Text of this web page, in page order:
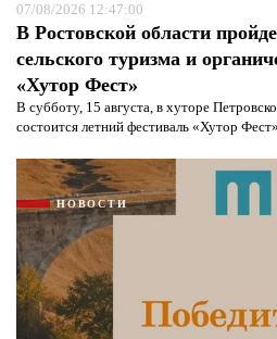
07/08/2026 12:47:00
В Ростовской области
сельского туризма и
«Хутор Фест»
В субботу, 15 августа, в хуторе
состоится летний фестиваль «Хутор
НОВОСТИ